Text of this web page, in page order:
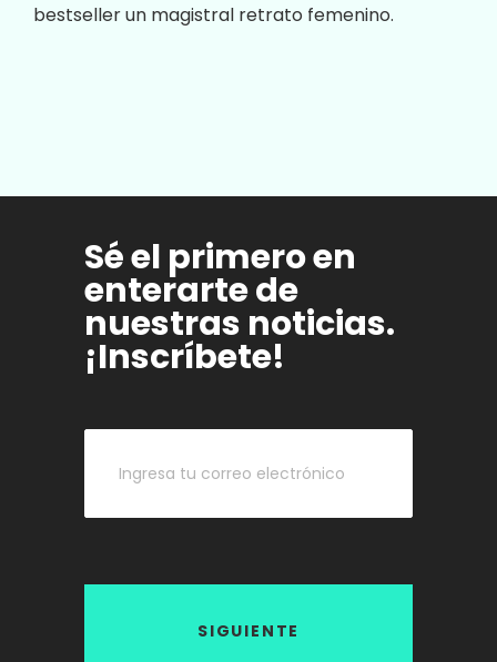
bestseller un magistral retrato femenino.
Sé el primero en
enterarte de
nuestras noticias.
¡Inscríbete!
SIGUIENTE